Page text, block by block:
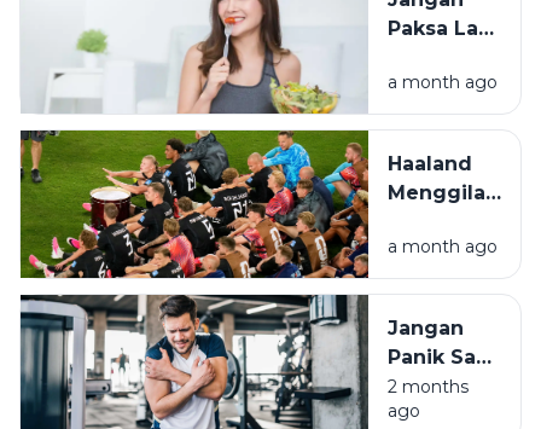
Menjadi
Populer
Paksa Lari
Lapar!
Simak
Sarapan
Simpel
a month ago
Haaland
Menggila
Jersey,
Norwegia
Tiket 32
Besar
a month ago
Jangan
Panik Saat
Otot Kaku,
Pahami
2 months
ago